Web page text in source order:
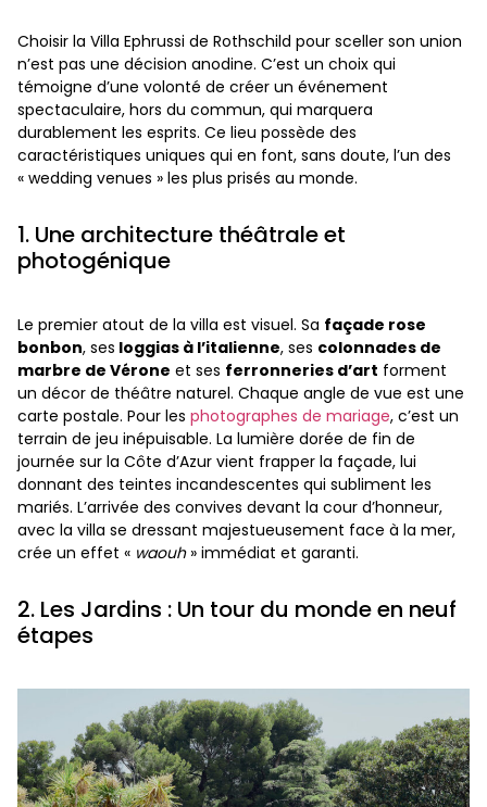
Choisir la Villa Ephrussi de Rothschild pour sceller son union
n’est pas une décision anodine. C’est un choix qui
témoigne d’une volonté de créer un événement
spectaculaire, hors du commun, qui marquera
durablement les esprits. Ce lieu possède des
caractéristiques uniques qui en font, sans doute, l’un des
« wedding venues » les plus prisés au monde.
1. Une architecture théâtrale et
photogénique
Le premier atout de la villa est visuel. Sa façade rose
bonbon, ses loggias à l’italienne, ses colonnades de
marbre de Vérone et ses ferronneries d’art forment
un décor de théâtre naturel. Chaque angle de vue est une
carte postale. Pour les photographes de mariage, c’est un
terrain de jeu inépuisable. La lumière dorée de fin de
journée sur la Côte d’Azur vient frapper la façade, lui
donnant des teintes incandescentes qui subliment les
mariés. L’arrivée des convives devant la cour d’honneur,
avec la villa se dressant majestueusement face à la mer,
crée un effet « waouh» immédiat et garanti.
2. Les Jardins : Un tour du monde en neuf
étapes